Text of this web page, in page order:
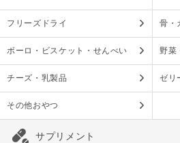
フリーズドライ 骨・
ボーロ・ビスケット・せんべい 野菜
チーズ・乳製品 ゼリ
その他おやつ
サプリメント